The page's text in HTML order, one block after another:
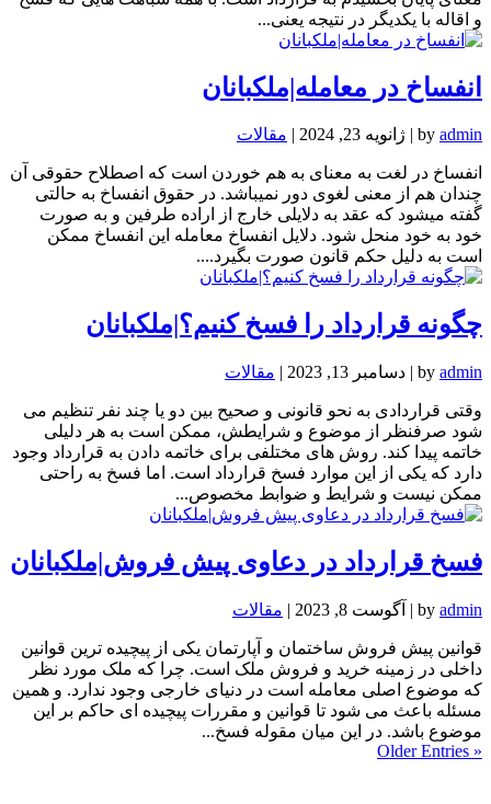
و اقاله با یکدیگر در نتیجه یعنی...
انفساخ در معامله|ملکبانان
by admin
| ژانویه 23, 2024 | مقالات
انفساخ در لغت به معنای به هم خوردن است که اصطلاح حقوقی آن
چندان هم از معنی لغوی دور نمیباشد. در حقوق انفساخ به حالتی
گفته میشود که عقد به دلایلی خارج از اراده طرفین و به صورت
خود به خود منحل شود. دلایل انفساخ معامله این انفساخ ممکن
است به دلیل حکم قانون صورت بگیرد....
چگونه قرارداد را فسخ کنیم؟|ملکبانان
by admin
| دسامبر 13, 2023 | مقالات
وقتی قراردادی به نحو قانونی و صحیح بین دو یا چند نفر تنظیم می
شود صرفنظر از موضوع و شرایطش، ممکن است به هر دلیلی
خاتمه پیدا کند. روش های مختلفی برای خاتمه دادن به قرارداد وجود
دارد که یکی از این موارد فسخ قرارداد است. اما فسخ به راحتی
ممکن نیست و شرایط و ضوابط مخصوص...
فسخ قرارداد در دعاوی پیش فروش|ملکبانان
by admin
| آگوست 8, 2023 | مقالات
قوانین پیش فروش ساختمان و آپارتمان یکی از پیچیده ترین قوانین
داخلی در زمینه خرید و فروش ملک است. چرا که ملک مورد نظر
که موضوع اصلی معامله است در دنیای خارجی وجود ندارد. و همین
مسئله باعث می شود تا قوانین و مقررات پیچیده ای حاکم بر این
موضوع باشد. در این میان مقوله فسخ...
« Older Entries